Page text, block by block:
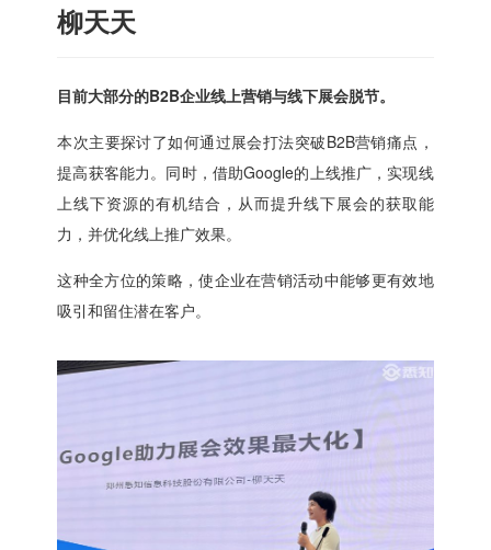
柳天天
目前大部分的B2B企业线上营销与线下展会脱节。
本次主要探讨了如何通过展会打法突破B2B营销痛点，
提高获客能力。同时，借助Google的上线推广，实现线
上线下资源的有机结合，从而提升线下展会的获取能
力，并优化线上推广效果。
这种全方位的策略，使企业在营销活动中能够更有效地
吸引和留住潜在客户。